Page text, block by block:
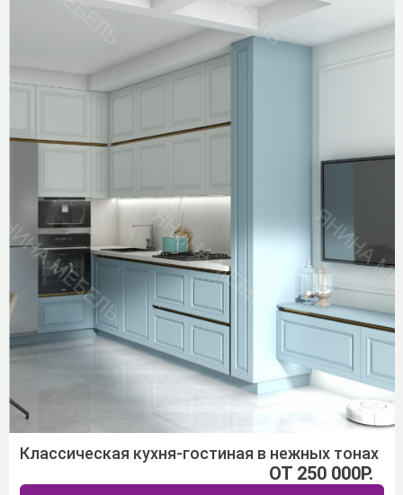
Классическая кухня-гостиная в нежных тонах
ОТ 250 000Р.